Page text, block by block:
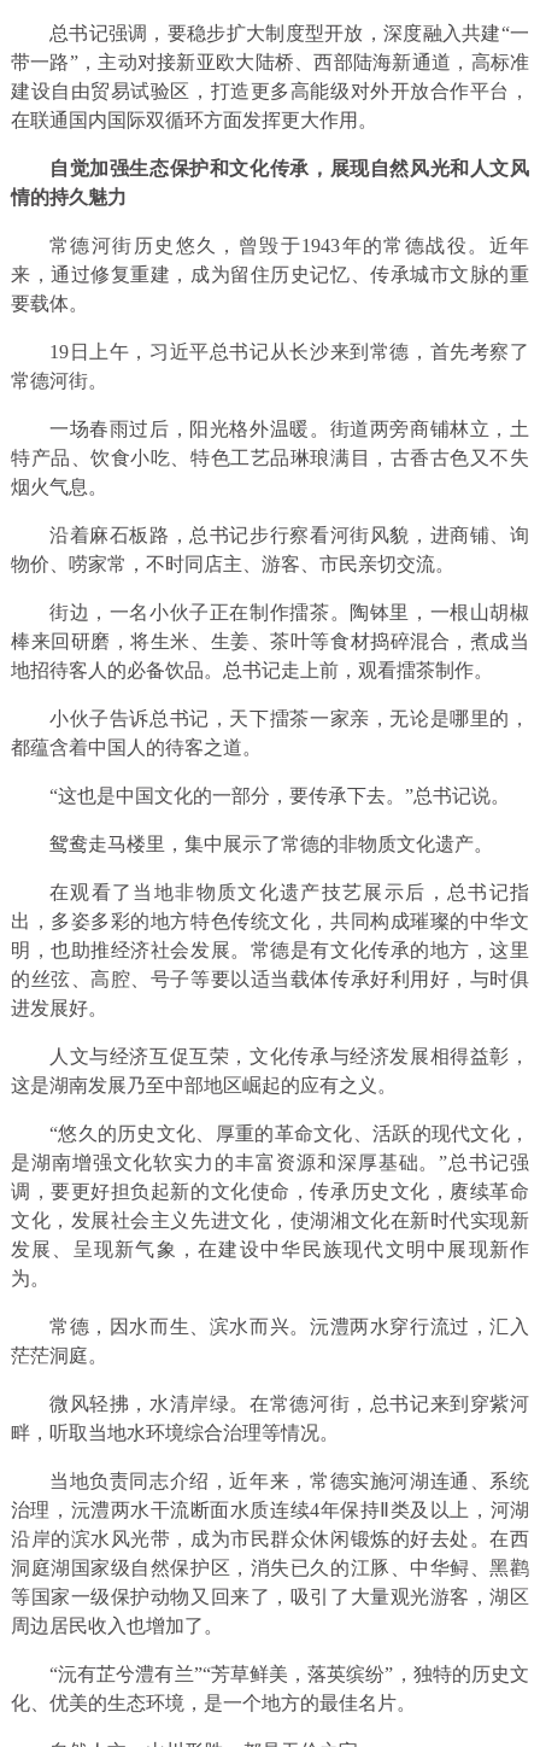
总书记强调，要稳步扩大制度型开放，深度融入共建“一
带一路”，主动对接新亚欧大陆桥、西部陆海新通道，高标准
建设自由贸易试验区，打造更多高能级对外开放合作平台，
在联通国内国际双循环方面发挥更大作用。
自觉加强生态保护和文化传承，展现自然风光和人文风
情的持久魅力
常德河街历史悠久，曾毁于1943年的常德战役。近年
来，通过修复重建，成为留住历史记忆、传承城市文脉的重
要载体。
19日上午，习近平总书记从长沙来到常德，首先考察了
常德河街。
一场春雨过后，阳光格外温暖。街道两旁商铺林立，土
特产品、饮食小吃、特色工艺品琳琅满目，古香古色又不失
烟火气息。
沿着麻石板路，总书记步行察看河街风貌，进商铺、询
物价、唠家常，不时同店主、游客、市民亲切交流。
街边，一名小伙子正在制作擂茶。陶钵里，一根山胡椒
棒来回研磨，将生米、生姜、茶叶等食材捣碎混合，煮成当
地招待客人的必备饮品。总书记走上前，观看擂茶制作。
小伙子告诉总书记，天下擂茶一家亲，无论是哪里的，
都蕴含着中国人的待客之道。
“这也是中国文化的一部分，要传承下去。”总书记说。
鸳鸯走马楼里，集中展示了常德的非物质文化遗产。
在观看了当地非物质文化遗产技艺展示后，总书记指
出，多姿多彩的地方特色传统文化，共同构成璀璨的中华文
明，也助推经济社会发展。常德是有文化传承的地方，这里
的丝弦、高腔、号子等要以适当载体传承好利用好，与时俱
进发展好。
人文与经济互促互荣，文化传承与经济发展相得益彰，
这是湖南发展乃至中部地区崛起的应有之义。
“悠久的历史文化、厚重的革命文化、活跃的现代文化，
是湖南增强文化软实力的丰富资源和深厚基础。”总书记强
调，要更好担负起新的文化使命，传承历史文化，赓续革命
文化，发展社会主义先进文化，使湖湘文化在新时代实现新
发展、呈现新气象，在建设中华民族现代文明中展现新作
为。
常德，因水而生、滨水而兴。沅澧两水穿行流过，汇入
茫茫洞庭。
微风轻拂，水清岸绿。在常德河街，总书记来到穿紫河
畔，听取当地水环境综合治理等情况。
当地负责同志介绍，近年来，常德实施河湖连通、系统
治理，沅澧两水干流断面水质连续4年保持Ⅱ类及以上，河湖
沿岸的滨水风光带，成为市民群众休闲锻炼的好去处。在西
洞庭湖国家级自然保护区，消失已久的江豚、中华鲟、黑鹳
等国家一级保护动物又回来了，吸引了大量观光游客，湖区
周边居民收入也增加了。
“沅有芷兮澧有兰”“芳草鲜美，落英缤纷”，独特的历史文
化、优美的生态环境，是一个地方的最佳名片。